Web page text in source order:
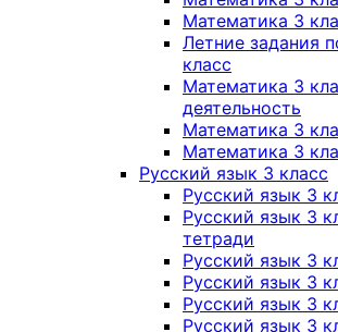
Математика 3
Летние задания
класс
Математика 3
деятельность
Математика 3
Математика 3
Русский язык 3 класс
Русский язык 3
Русский язык 3
тетради
Русский язык 3
Русский язык 3
Русский язык 3
Русский язык 3